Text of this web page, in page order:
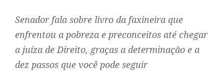
Senador fala sobre livro da faxineira que
enfrentou a pobreza e preconceitos até chegar
a juíza de Direito, graças a determinação e a
dez passos que você pode seguir